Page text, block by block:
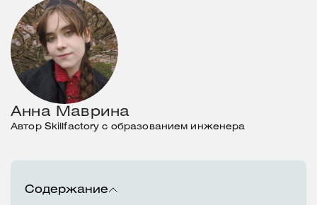
Содержание
Анна Маврина
Автор Skillfactory с образованием инженера